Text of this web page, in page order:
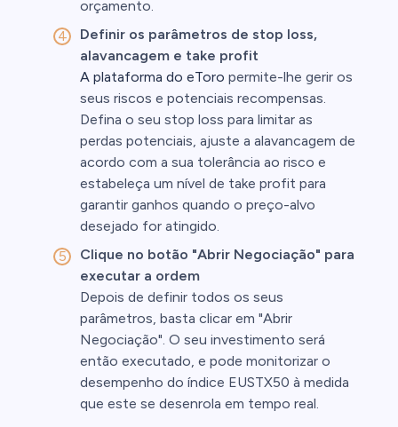
orçamento.
Definir os parâmetros de stop loss,
alavancagem e take profit
A plataforma do eToro permite-lhe gerir os
seus riscos e potenciais recompensas.
Defina o seu stop loss para limitar as
perdas potenciais, ajuste a alavancagem de
acordo com a sua tolerância ao risco e
estabeleça um nível de take profit para
garantir ganhos quando o preço-alvo
desejado for atingido.
Clique no botão "Abrir Negociação" para
executar a ordem
Depois de definir todos os seus
parâmetros, basta clicar em "Abrir
Negociação". O seu investimento será
então executado, e pode monitorizar o
desempenho do índice EUSTX50 à medida
que este se desenrola em tempo real.